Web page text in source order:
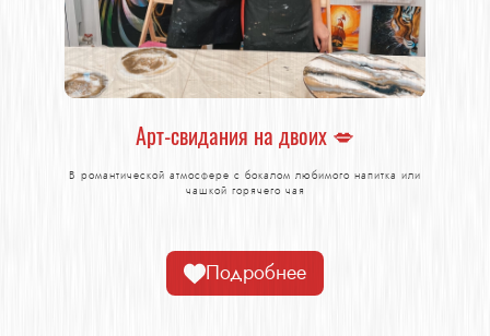
Арт-свидания на двоих 💋
В романтической атмосфере с бокалом любимого напитка или
чашкой горячего чая
Подробнее